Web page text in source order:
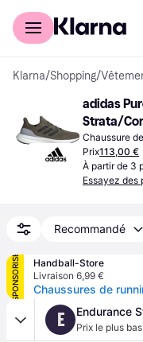
Acheter avec Klarna
Klarna/Shopping/
adidas
Strata/
Chaussure
Prix113,00 €
À partir de 3
Essayez des
Recommandé
SPONSORISÉ
Handball-Store
Livraison 6,99 €
E Endurance
Prix le plus bas